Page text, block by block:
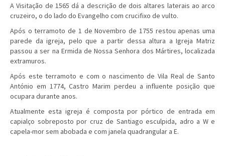
A Visitação de 1565 dá a descrição de dois altares laterais ao arco
cruzeiro, o do lado do Evangelho com crucifixo de vulto.
Após o terramoto de 1 de Novembro de 1755 restou apenas uma
parede da igreja, pelo que a partir dessa altura a Igreja Matriz
passou a ser na Ermida de Nossa Senhora dos Mártires, localizada
extramuros.
Após este terramoto e com o nascimento de Vila Real de Santo
António em 1774, Castro Marim perdeu a influente posição que
ocupara durante anos.
Atualmente esta igreja é composta por pórtico de entrada em
capialço sobreposto por cruz de Santiago esculpida, adro a W e
capela-mor sem abobada e com janela quadrangular a E.